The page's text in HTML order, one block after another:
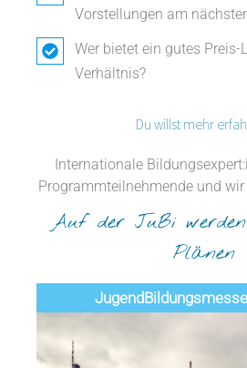
Vorstellungen am
Wer bietet ein gutes Preis-
Verhältnis?
Du willst mehr
Internationale
Programmteilnehmende und
Auf der JuBi
Plänen